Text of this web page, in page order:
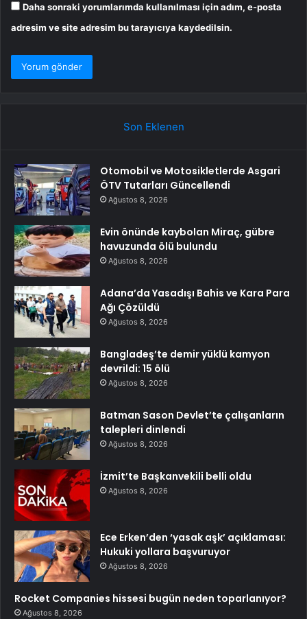
Daha sonraki yorumlarımda kullanılması için adım, e-posta
adresim ve site adresim bu tarayıcıya kaydedilsin.
Son Eklenen
Otomobil ve Motosikletlerde Asgari
ÖTV Tutarları Güncellendi
Ağustos 8, 2026
Evin önünde kaybolan Miraç, gübre
havuzunda ölü bulundu
Ağustos 8, 2026
Adana’da Yasadışı Bahis ve Kara Para
Ağı Çözüldü
Ağustos 8, 2026
Bangladeş’te demir yüklü kamyon
devrildi: 15 ölü
Ağustos 8, 2026
Batman Sason Devlet’te çalışanların
talepleri dinlendi
Ağustos 8, 2026
İzmit’te Başkanvekili belli oldu
Ağustos 8, 2026
Ece Erken’den ‘yasak aşk’ açıklaması:
Hukuki yollara başvuruyor
Ağustos 8, 2026
Rocket Companies hissesi bugün neden toparlanıyor?
Ağustos 8, 2026